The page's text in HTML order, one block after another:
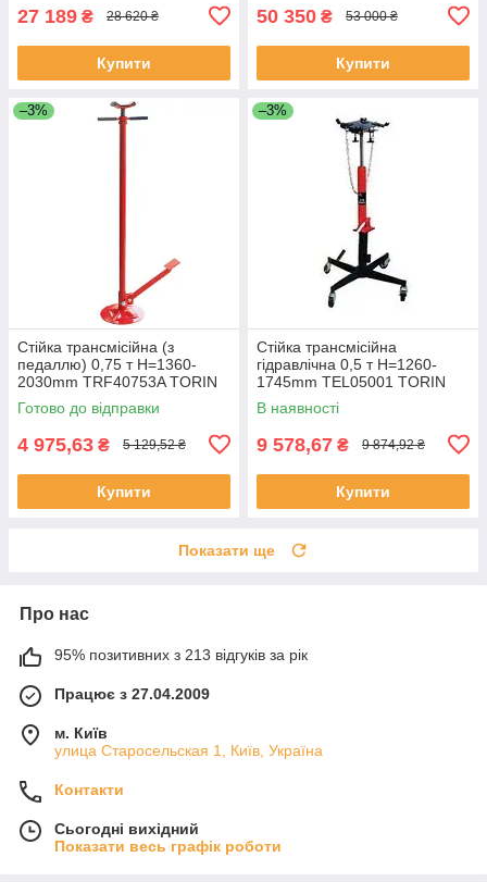
27 189 ₴ 28 620 ₴
Купити
50 350 ₴ 53 000 ₴
Купити
–3%
Стійка трансмісійна (з
педаллю) 0,75 т Н=1360-
2030mm TRF40753A TORIN
Готово до відправки
4 975,63 ₴ 5 129,52 ₴
Купити
–3%
Стійка трансмісійна
гідравлічна 0,5 т Н=1260-
1745mm TEL05001 TORIN
В наявності
9 578,67 ₴ 9 874,92 ₴
Купити
Показати ще
Про нас
95% позитивних з 213 відгуків за рік
Працює з 27.04.2009
м. Київ
улица Старосельская 1, Київ, Україна
Контакти
Сьогодні вихідний
Показати весь графік роботи